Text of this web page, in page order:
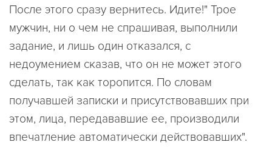
После этого сразу вернитесь. Идите!" Трое
мужчин, ни о чем не спрашивая, выполнили
задание, и лишь один отказался, с
недоумением сказав, что он не может этого
сделать, так как торопится. По словам
получавшей записки и присутствовавших при
этом, лица, передававшие ее, производили
впечатление автоматически действовавших".